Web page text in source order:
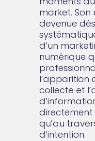
market. Son
devenue
d’un
numérique
l’apparition
collecte et
qu’au
d’intention.